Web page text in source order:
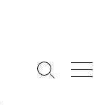
検
メ